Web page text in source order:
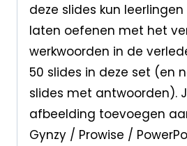
deze slides kun
laten oefenen met het
werkwoorden in de
50 slides in deze set (en
slides met antwoorden).
afbeelding toevoegen
Gynzy / Prowise /